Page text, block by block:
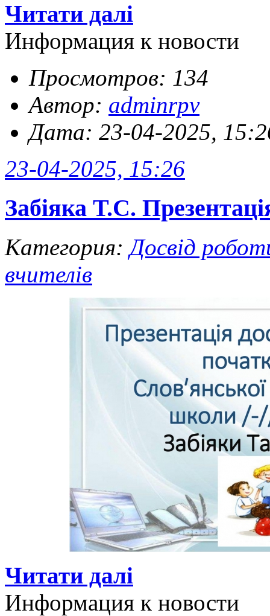
Читати далі
Информация к новости
Просмотров: 134
Автор: adminrpv
Дата: 23-04-2025,
23-04-2025, 15:26
Забіяка Т.С.
Категория:Досвід
вчителів
Читати далі
Информация к новости